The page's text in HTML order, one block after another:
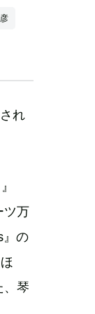
れ
ツ万
』の
、琴